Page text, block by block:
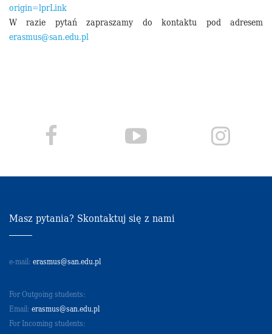
origin=lprLink
W razie pytań zapraszamy do kontaktu pod adresem
erasmus@san.edu.pl
Masz pytania? Skontaktuj się z nami
e-mail: erasmus@san.edu.pl
For Outgoing students:
Email: erasmus@san.edu.pl
For Incoming students: